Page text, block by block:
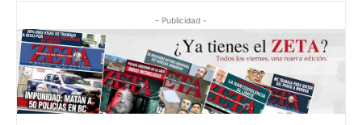
- Publicidad -